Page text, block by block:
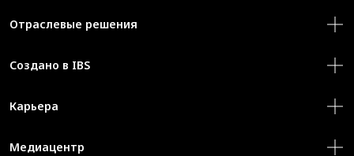
Отраслевые решения
Создано в IBS
Карьера
Медиацентр